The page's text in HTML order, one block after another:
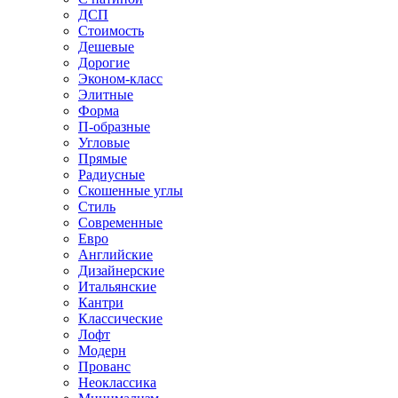
ДСП
Стоимость
Дешевые
Дорогие
Эконом-класс
Элитные
Форма
П-образные
Угловые
Прямые
Радиусные
Скошенные углы
Стиль
Современные
Евро
Английские
Дизайнерские
Итальянские
Кантри
Классические
Лофт
Модерн
Прованс
Неоклассика